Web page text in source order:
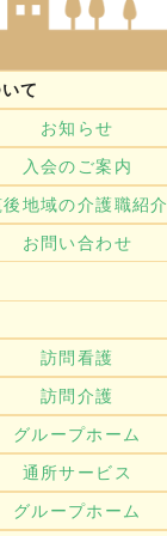
て
お知らせ
入会のご案内
後地域の介護職紹
お問い合わせ
訪問看護
訪問介護
グループホーム
通所サービス
グループホーム